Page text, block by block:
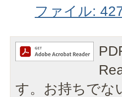
ファイル:
す。お持ちでな